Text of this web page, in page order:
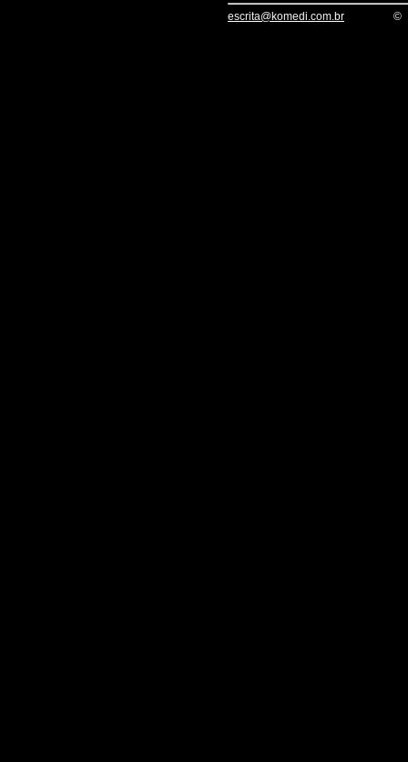
escrita@komedi.com.br ©